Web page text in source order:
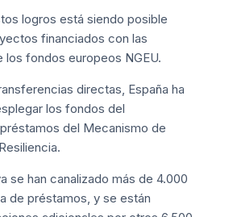
logros está siendo posible
financiados con las
los fondos europeos NGEU.
directas, España ha
los fondos del
del Mecanismo de
se han canalizado más de 4.000
de préstamos, y se están